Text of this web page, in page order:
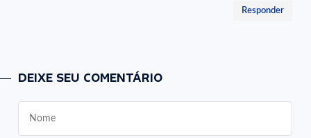
Responder
DEIXE SEU COMENTÁRIO